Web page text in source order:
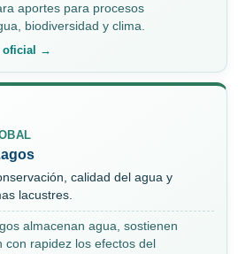
aportes para procesos
biodiversidad y clima.
oficial →
calidad del agua y
lacustres.
almacenan agua, sostienen
con rapidez los efectos del